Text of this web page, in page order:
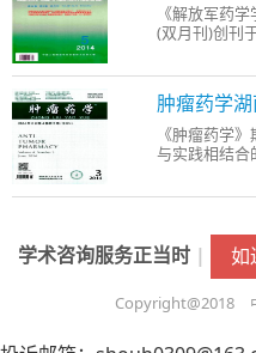
《解放军药
(双月刊)创刊
出版，《解放
外公开发行。
道我国
肿瘤药学
《肿瘤药学
与实践相结合
栏目包括论著
控制、短
学术咨询服务正当时 | 如
Copyright@2018